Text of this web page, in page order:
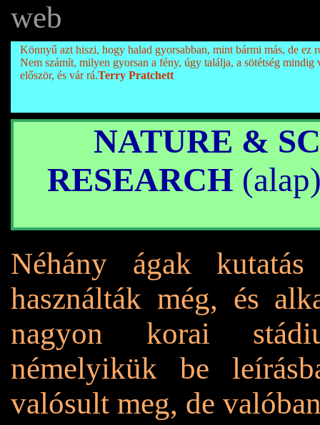
web
Könnyű azt hiszi, hogy halad gyorsabban, mint bármi más, de ez
Nem számít, milyen gyorsan a fény, úgy találja, a sötétség mindig
először, és vár rá.Terry Pratchett
NATURE &
RESEARCH
Néhány ágak
használták még, és
nagyon korai
némelyikük be
valósult meg, de